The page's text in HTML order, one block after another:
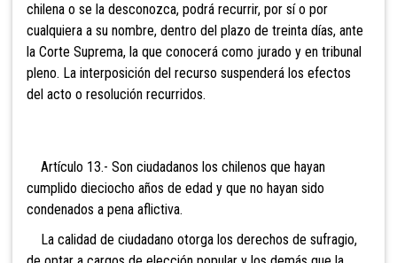
chilena o se la desconozca, podrá recurrir, por sí o por
cualquiera a su nombre, dentro del plazo de treinta días, ante
la Corte Suprema, la que conocerá como jurado y en tribunal
pleno. La interposición del recurso suspenderá los efectos
del acto o resolución recurridos.
Artículo 13.- Son ciudadanos los chilenos que hayan
cumplido dieciocho años de edad y que no hayan sido
condenados a pena aflictiva.
La calidad de ciudadano otorga los derechos de sufragio,